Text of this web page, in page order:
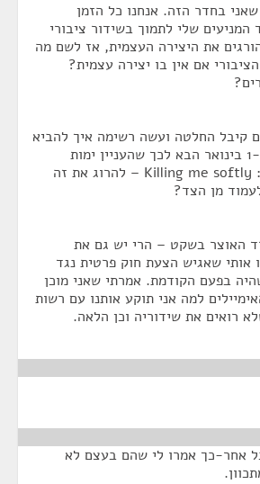
בחדר הזה. אנחנו כל הזמן
שלי לתמוך בשידור ציבורי
את היצירה העצמית, אז לשם מה
אם אין בו יצירה עצמית?
קיבל החלטה ועשה רשימה איך להביא
ב-1 בינואר הזה או ב-1 בינואר הבא לכך שהעניין ימות
בְרַכּוּת – יש שיר כזה: Killing me softly – להרוג את זה
מן הצד?
האוצר בשקט – הרי יש גם את
אותי שאגיש הצעת חוק פרטית נגד
בפעם הקודמת. אמרתי שאני מוכן
למה אני תוקע אותנו עם רשות
רואים את שידוריה וכן הלאה.
אחר-כך אמרו לי שהם בעצם לא